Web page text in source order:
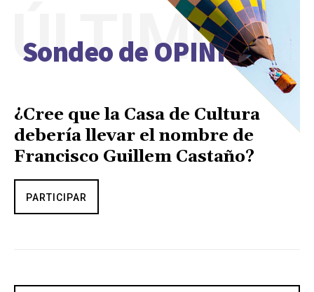
Sondeo de OPINIÓN
ÚLTIMO
¿Cree que la Casa de Cultura
debería llevar el nombre de
Francisco Guillem Castaño?
PARTICIPAR